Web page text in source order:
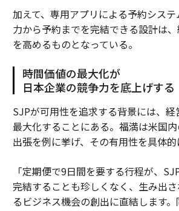
加えて、専用アプリによる予約シス
力から予約までを完結できる設計は
を高めるものとなっている。
時間価値の最大化が
日本企業の競争力を底上げする
SJPが可用性を追求する背景には、
最大化することにある。福満は米国
出張を例に挙げ、その有用性を具体的
「定期便で9日間を要する行程が、
完結することも珍しくなく、生み出
るビジネス機会の創出に直結します